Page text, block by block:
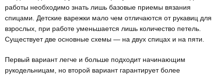
работы необходимо знать лишь базовые приемы вязания
спицами. Детские варежки мало чем отличаются от рукавиц для
взрослых, при работе уменьшается лишь количество петель.
Существует две основные схемы — на двух спицах и на пяти.
Первый вариант легче и больше подходит начинающим
рукодельницам, но второй вариант гарантирует более